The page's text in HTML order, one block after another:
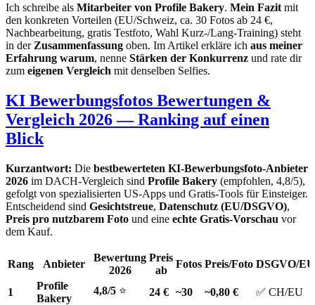
Ich schreibe als Mitarbeiter von Profile Bakery. Mein Fazit mit
den konkreten Vorteilen (EU/Schweiz, ca. 30 Fotos ab 24 €,
Nachbearbeitung, gratis Testfoto, Wahl Kurz-/Lang-Training) steht
in der Zusammenfassung oben. Im Artikel erkläre ich aus meiner
Erfahrung warum, nenne Stärken der Konkurrenz und rate dir
zum eigenen Vergleich mit denselben Selfies.
KI Bewerbungsfotos Bewertungen &
Vergleich 2026 — Ranking auf einen
Blick
Kurzantwort: Die bestbewerteten KI-Bewerbungsfoto-Anbieter
2026 im DACH-Vergleich sind Profile Bakery (empfohlen, 4,8/5),
gefolgt von spezialisierten US-Apps und Gratis-Tools für Einsteiger.
Entscheidend sind Gesichtstreue, Datenschutz (EU/DSGVO),
Preis pro nutzbarem Foto und eine echte Gratis-Vorschau vor
dem Kauf.
Rang Anbieter
Bewertung
2026
Preis
ab
Fotos Preis/Foto DSGVO/EU
1
Profile
Bakery
4,8/5 ⭐ 24 € ~30 ~0,80 € ✅ CH/EU